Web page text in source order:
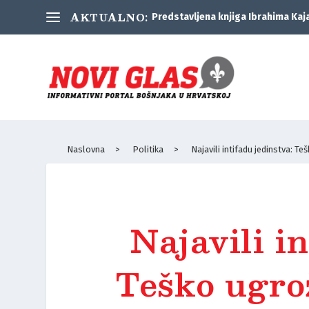
AKTUALNO: Predstavljena knjiga Ibrahima
Naslovna > Politika > Najavili intifadu jedinstva:
Najavili
Teško